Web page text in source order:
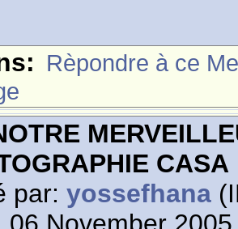
Rèpondre à ce
CASA
par:yossefhana